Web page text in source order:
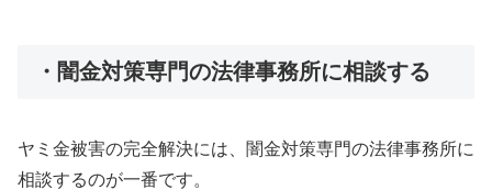
・闇金対策専門の法律事務所に相談する
ヤミ金被害の完全解決には、闇金対策専門の法律事務所に
相談するのが一番です。